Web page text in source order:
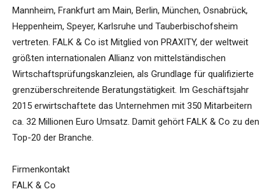
Mannheim, Frankfurt am Main, Berlin, München, Osnabrück,
Heppenheim, Speyer, Karlsruhe und Tauberbischofsheim
vertreten. FALK & Co ist Mitglied von PRAXITY, der weltweit
größten internationalen Allianz von mittelständischen
Wirtschaftsprüfungskanzleien, als Grundlage für qualifizierte
grenzüberschreitende Beratungstätigkeit. Im Geschäftsjahr
2015 erwirtschaftete das Unternehmen mit 350 Mitarbeitern
ca. 32 Millionen Euro Umsatz. Damit gehört FALK & Co zu den
Top-20 der Branche.
Firmenkontakt
FALK & Co